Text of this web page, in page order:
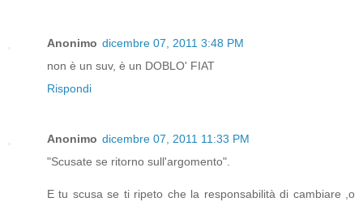
Anonimo dicembre 07, 2011 3:48 PM
non è un suv, è un DOBLO' FIAT
Rispondi
Anonimo dicembre 07, 2011 11:33 PM
"Scusate se ritorno sull'argomento".
E tu scusa se ti ripeto che la responsabilità di cambiare ,o